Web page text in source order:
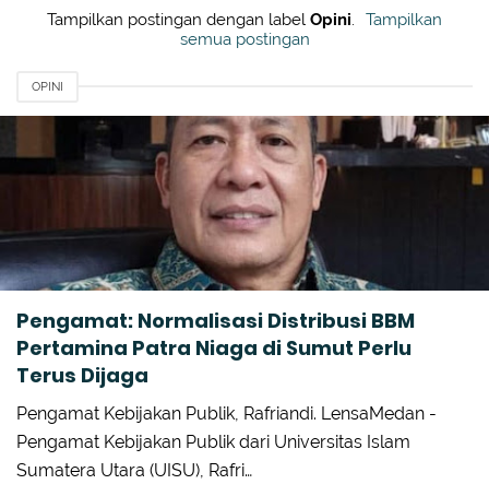
Tampilkan postingan dengan label Opini.
Tampilkan
semua postingan
OPINI
Pengamat: Normalisasi Distribusi BBM
Pertamina Patra Niaga di Sumut Perlu
Terus Dijaga
Pengamat Kebijakan Publik, Rafriandi. LensaMedan -
Pengamat Kebijakan Publik dari Universitas Islam
Sumatera Utara (UISU), Rafri…